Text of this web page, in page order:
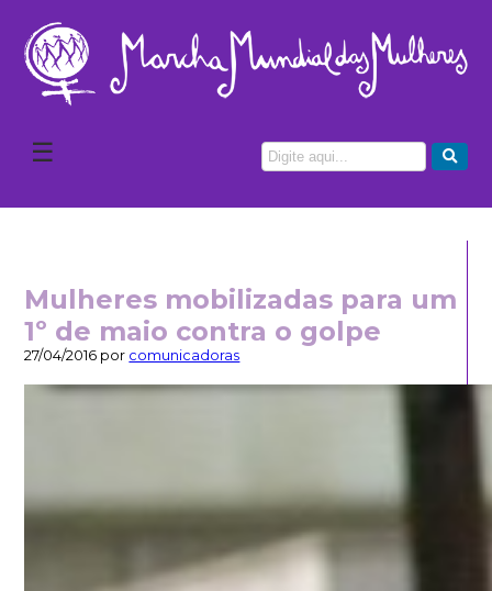
☰
Mulheres mobilizadas para um
1º de maio contra o golpe
27/04/2016 por comunicadoras